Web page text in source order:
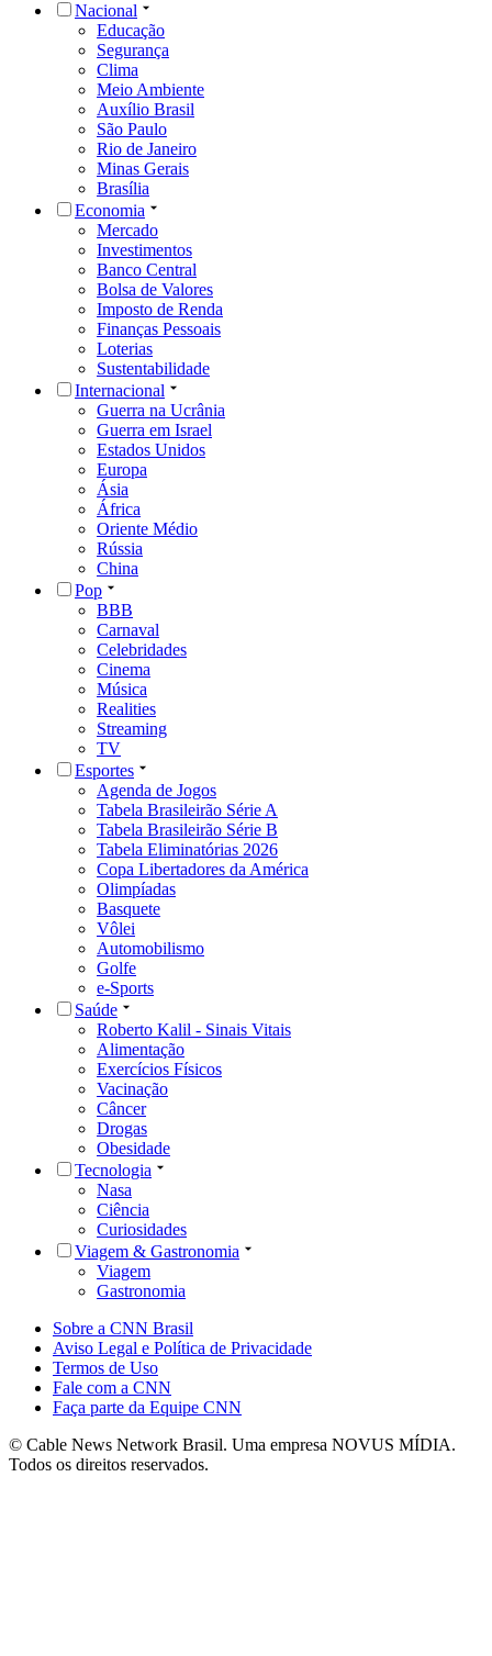
Nacional
Educação
Segurança
Clima
Meio Ambiente
Auxílio Brasil
São Paulo
Rio de Janeiro
Minas Gerais
Brasília
Economia
Mercado
Investimentos
Banco Central
Bolsa de Valores
Imposto de Renda
Finanças Pessoais
Loterias
Sustentabilidade
Internacional
Guerra na Ucrânia
Guerra em Israel
Estados Unidos
Europa
Ásia
África
Oriente Médio
Rússia
China
Pop
BBB
Carnaval
Celebridades
Cinema
Música
Realities
Streaming
TV
Esportes
Agenda de Jogos
Tabela Brasileirão Série A
Tabela Brasileirão Série B
Tabela Eliminatórias 2026
Copa Libertadores da América
Olimpíadas
Basquete
Vôlei
Automobilismo
Golfe
e-Sports
Saúde
Roberto Kalil - Sinais Vitais
Alimentação
Exercícios Físicos
Vacinação
Câncer
Drogas
Obesidade
Tecnologia
Nasa
Ciência
Curiosidades
Viagem & Gastronomia
Viagem
Gastronomia
Sobre a CNN Brasil
Aviso Legal e Política de Privacidade
Termos de Uso
Fale com a CNN
Faça parte da Equipe CNN
© Cable News Network Brasil. Uma empresa NOVUS MÍDIA.
Todos os direitos reservados.